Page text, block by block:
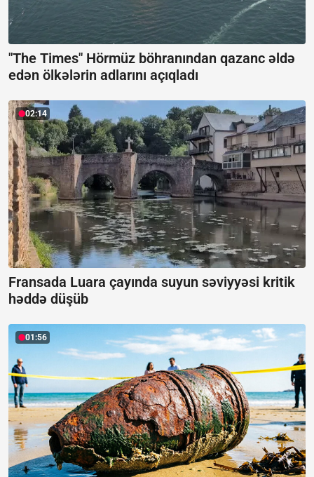
"The Times" Hörmüz böhranından qazanc əldə
edən ölkələrin adlarını açıqladı
02:14
Fransada Luara çayında suyun səviyyəsi kritik
həddə düşüb
01:56